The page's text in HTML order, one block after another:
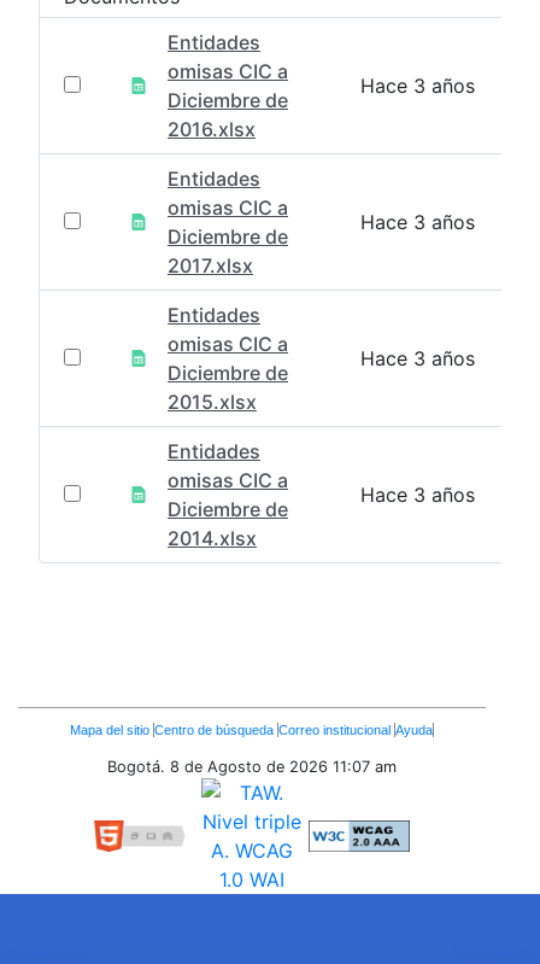
Entidades
omisas CIC a
Diciembre de
2016.xlsx
Hace 3 años
Entidades
omisas CIC a
Diciembre de
2017.xlsx
Hace 3 años
Entidades
omisas CIC a
Diciembre de
2015.xlsx
Hace 3 años
Entidades
omisas CIC a
Diciembre de
2014.xlsx
Hace 3 años
Enlaces
Inferiores
Mapa del sitio Centro de búsqueda Correo institucional Ayuda
Bogotá. 8 de Agosto de 2026 11:07 am